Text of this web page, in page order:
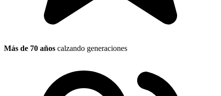
Más de 70 años calzando generaciones